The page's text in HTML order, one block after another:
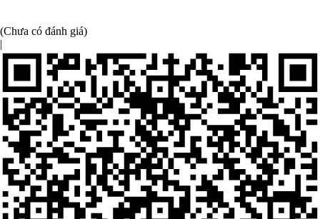
(Chưa có đánh giá)
|